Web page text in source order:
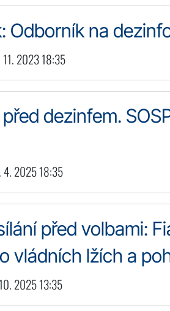
Odborník na
11. 2023 18:35
dezinfem.
4. 2025 18:35
před volbami:
vládních lžích a
2025 13:35